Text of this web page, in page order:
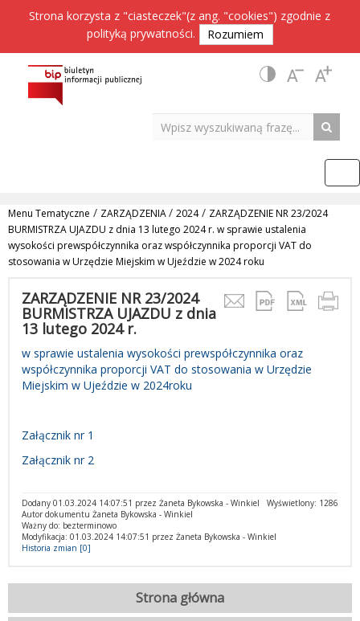
Strona korzysta z "ciasteczek"(z ang. "cookies") zgodnie z
polityką prywatności. Rozumiem
Menu Tematyczne / ZARZĄDZENIA/ 2024/ ZARZĄDZENIE NR 23/2024
BURMISTRZA UJAZDU z dnia 13 lutego 2024 r. w sprawie ustalenia
wysokości prewspółczynnika oraz współczynnika proporcji VAT do
stosowania w Urzędzie Miejskim w Ujeździe w 2024 roku
ZARZĄDZENIE NR 23/2024
BURMISTRZA UJAZDU z dnia
13 lutego 2024 r.
w sprawie ustalenia wysokości prewspółczynnika oraz
współczynnika proporcji VAT do stosowania w Urzędzie
Miejskim w Ujeździe w 2024roku
Załącznik nr 1
Załącznik nr 2
Wyświetlony: 1286
Dodany 01.03.2024 14:07:51 przez Żaneta Bykowska - Winkiel
Autor dokumentu Żaneta Bykowska - Winkiel
Ważny do: bezterminowo
Modyfikacja: 01.03.2024 14:07:51 przez Żaneta Bykowska - Winkiel
Historia zmian [0]
Strona główna